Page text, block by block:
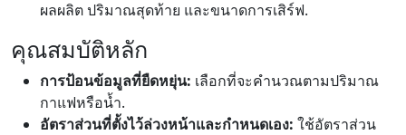
ผลผลิต ปริมาณสุดท้าย และขนาดการเสิร์ฟ.
คุณสมบัติหลัก
การป้อนข้อมูลที่ยืดหยุ่น: เลือกที่จะคำนวณตามปริมาณ
กาแฟหรือน้ำ.
อัตราส่วนที่ตั้งไว้ล่วงหน้าและกำหนดเอง: ใช้อัตราส่วน